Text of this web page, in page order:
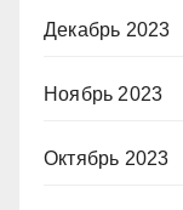
Декабрь 2023
Ноябрь 2023
Октябрь 2023